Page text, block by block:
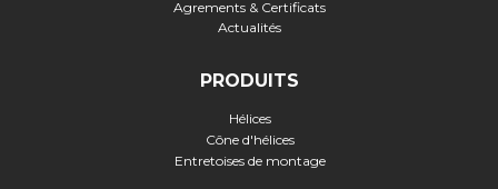
Agrements & Certificats
Actualités
PRODUITS
Hélices
Cône d'hélices
Entretoises de montage